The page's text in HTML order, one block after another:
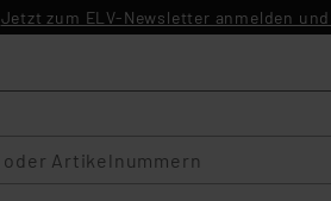
Jetzt zum ELV-Newsletter anmelden